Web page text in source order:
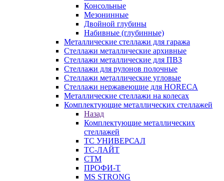
Консольные
Мезонинные
Двойной глубины
Набивные (глубинные)
Металлические стеллажи для гаража
Стеллажи металлические архивные
Стеллажи металлические для ПВЗ
Стеллажи для рулонов полочные
Стеллажи металлические угловые
Стеллажи нержавеющие для HORECA
Металлические стеллажи на колесах
Комплектующие металлических стеллажей
Назад
Комплектующие металлических
стеллажей
ТС УНИВЕРСАЛ
ТС-ЛАЙТ
СТМ
ПРОФИ-Т
MS STRONG